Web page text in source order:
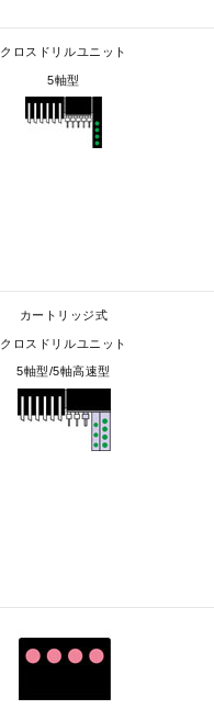
クロスドリルユニット
5軸型
カートリッジ式
クロスドリルユニット
5軸型/5軸高速型